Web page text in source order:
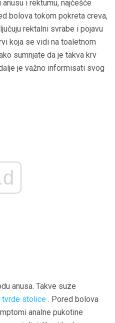
i rektumu, najčešće
bolova tokom pokreta creva,
rektalni svrabe i pojavu
koja se vidi na toaletnom
sumnjate da je takva krv
je važno informisati svog
anusa. Takve suze
tvrde stolice . Pored bolova
analne pukotine